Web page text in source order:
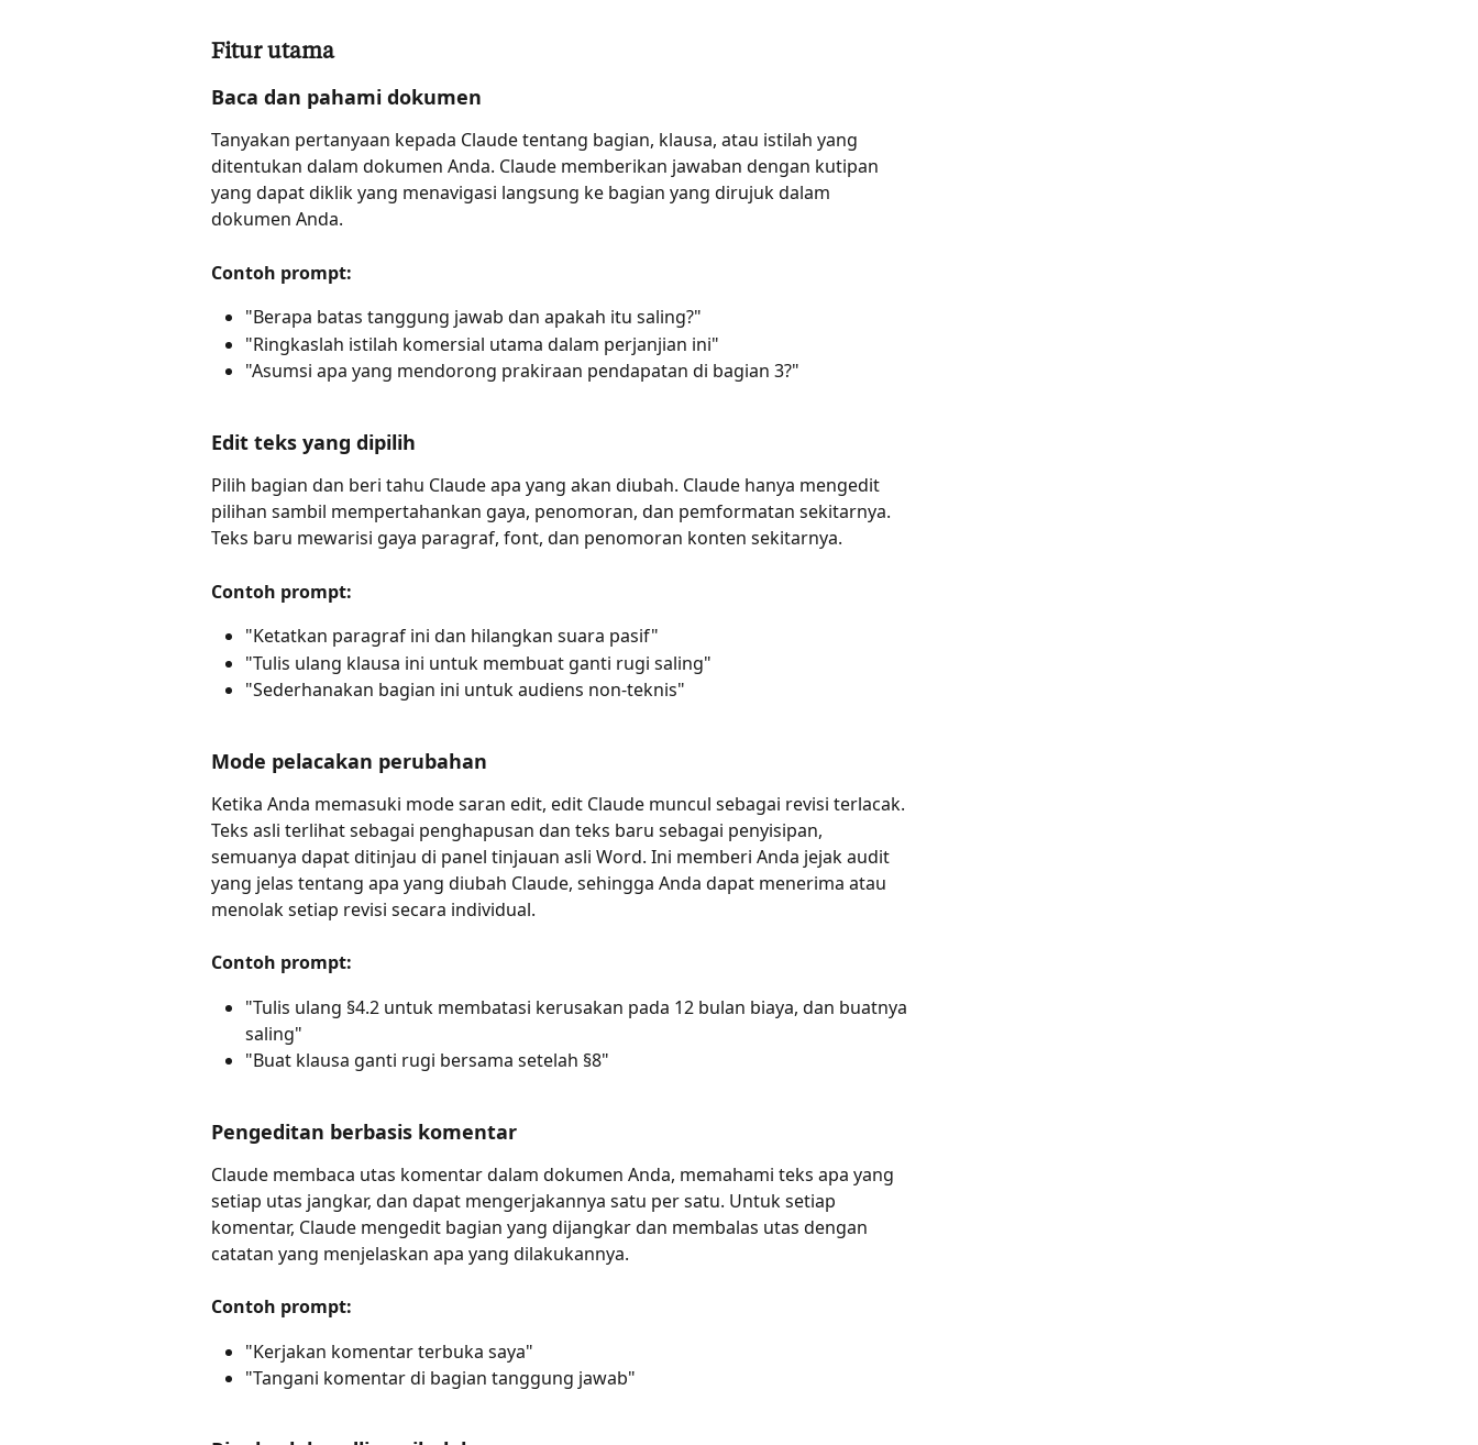
Fitur utama
Baca dan pahami dokumen
Tanyakan pertanyaan kepada Claude tentang bagian, klausa, atau istilah yang
ditentukan dalam dokumen Anda. Claude memberikan jawaban dengan kutipan
yang dapat diklik yang menavigasi langsung ke bagian yang dirujuk dalam
dokumen Anda.
Contoh prompt:
"Berapa batas tanggung jawab dan apakah itu saling?"
"Ringkaslah istilah komersial utama dalam perjanjian ini"
"Asumsi apa yang mendorong prakiraan pendapatan di bagian 3?"
Edit teks yang dipilih
Pilih bagian dan beri tahu Claude apa yang akan diubah. Claude hanya mengedit
pilihan sambil mempertahankan gaya, penomoran, dan pemformatan sekitarnya.
Teks baru mewarisi gaya paragraf, font, dan penomoran konten sekitarnya.
Contoh prompt:
"Ketatkan paragraf ini dan hilangkan suara pasif"
"Tulis ulang klausa ini untuk membuat ganti rugi saling"
"Sederhanakan bagian ini untuk audiens non-teknis"
Mode pelacakan perubahan
Ketika Anda memasuki mode saran edit, edit Claude muncul sebagai revisi terlacak.
Teks asli terlihat sebagai penghapusan dan teks baru sebagai penyisipan,
semuanya dapat ditinjau di panel tinjauan asli Word. Ini memberi Anda jejak audit
yang jelas tentang apa yang diubah Claude, sehingga Anda dapat menerima atau
menolak setiap revisi secara individual.
Contoh prompt:
"Tulis ulang §4.2 untuk membatasi kerusakan pada 12 bulan biaya, dan buatnya
saling"
"Buat klausa ganti rugi bersama setelah §8"
Pengeditan berbasis komentar
Claude membaca utas komentar dalam dokumen Anda, memahami teks apa yang
setiap utas jangkar, dan dapat mengerjakannya satu per satu. Untuk setiap
komentar, Claude mengedit bagian yang dijangkar dan membalas utas dengan
catatan yang menjelaskan apa yang dilakukannya.
Contoh prompt:
"Kerjakan komentar terbuka saya"
"Tangani komentar di bagian tanggung jawab"